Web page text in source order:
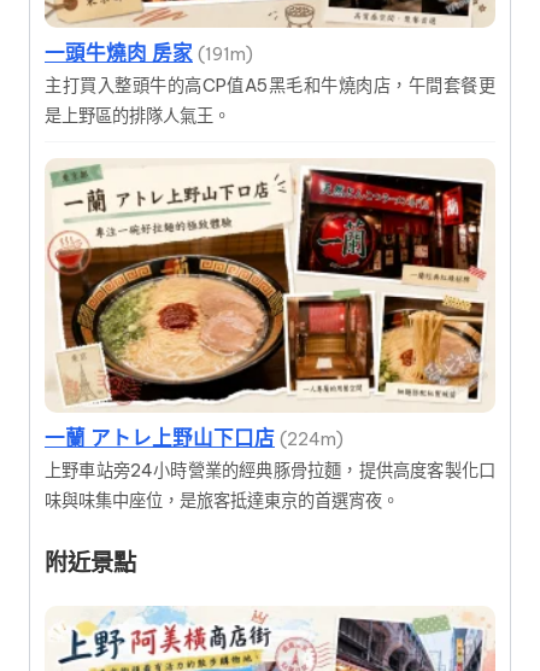
一頭牛燒肉 房家 (191m)
主打買入整頭牛的高CP值A5黑毛和牛燒肉店，午間套餐更
是上野區的排隊人氣王。
一蘭 アトレ上野山下口店 (224m)
上野車站旁24小時營業的經典豚骨拉麵，提供高度客製化口
味與味集中座位，是旅客抵達東京的首選宵夜。
附近景點